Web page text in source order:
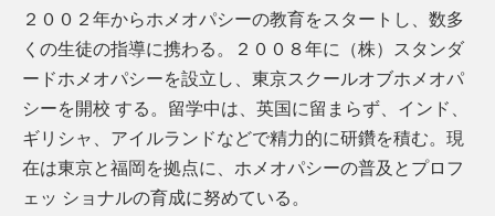
２００２年からホメオパシーの教育をスタートし、数多
くの生徒の指導に携わる。２００８年に（株）スタンダ
ードホメオパシーを設立し、東京スクールオブホメオパ
シーを開校 する。留学中は、英国に留まらず、インド、
ギリシャ、アイルランドなどで精力的に研鑽を積む。現
在は東京と福岡を拠点に、ホメオパシーの普及とプロフ
ェッ ショナルの育成に努めている。